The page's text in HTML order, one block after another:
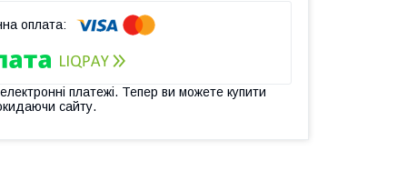
платежі. Тепер ви можете купити
сайту.